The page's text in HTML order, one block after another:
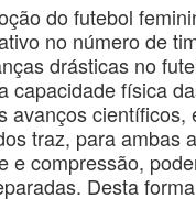
do futebol
no número de
drásticas no
capacidade física
avanços
traz, para ambas
e compressão,
Desta